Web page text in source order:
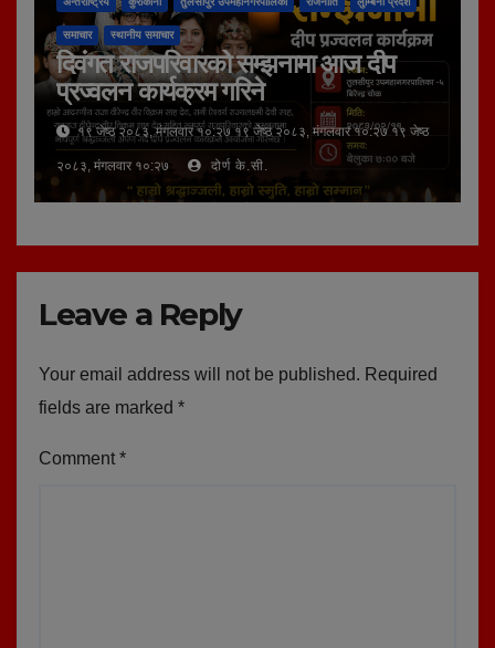
समाचार स्थानीय समाचार
दिवंगत राजपरिवारको सम्झनामा आज दीप
प्रज्वलन कार्यक्रम गरिने
१९ जेष्ठ २०८३, मंगलवार १०:२७ १९ जेष्ठ २०८३, मंगलवार १०:२७ १९ जेष्ठ
२०८३, मंगलवार १०:२७ दोर्ण के.सी.
Leave a Reply
Your email address will not be published. Required
fields are marked *
Comment *